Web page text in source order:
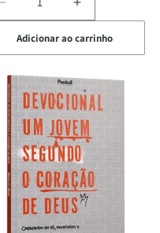
Diminuir
a
quantidade
de
Devocional
Café
com
Mulheres
da
Bíblia
Equipe
Teológica
Penkal
Aumentar
a
quantidade
de
Devocional
Café
com
Mulheres
da
Bíblia
|
Equipe
Teológica
Penkal
Adicionar ao carrinho